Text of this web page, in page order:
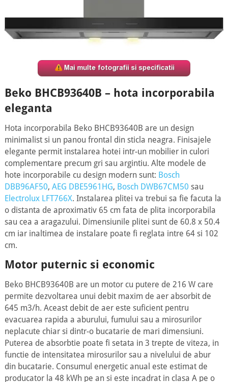
Beko BHCB93640B – hota incorporabila
eleganta
Hota incorporabila Beko BHCB93640B are un design
minimalist si un panou frontal din sticla neagra. Finisajele
elegante permit instalarea hotei intr-un mobilier in culori
complementare precum gri sau argintiu. Alte modele de
hote incorporabile cu design modern sunt: Bosch
DBB96AF50, AEG DBE5961HG, Bosch DWB67CM50 sau
Electrolux LFT766X. Instalarea plitei va trebui sa fie facuta la
o distanta de aproximativ 65 cm fata de plita incorporabila
sau cea a aragazului. Dimensiunile plitei sunt de 60.8 x 50.4
cm iar inaltimea de instalare poate fi reglata intre 64 si 102
cm.
Motor puternic si economic
Beko BHCB93640B are un motor cu putere de 216 W care
permite dezvoltarea unui debit maxim de aer absorbit de
645 m3/h. Aceast debit de aer este suficient pentru
evacuarea rapida a aburului, fumului sau a mirosurilor
neplacute chiar si dintr-o bucatarie de mari dimensiuni.
Puterea de absorbtie poate fi setata in 3 trepte de viteza, in
functie de intensitatea mirosurilor sau a nivelului de abur
din bucatarie. Consumul energetic anual este estimat de
producator la 48 kWh pe an si este incadrat in clasa A pe o